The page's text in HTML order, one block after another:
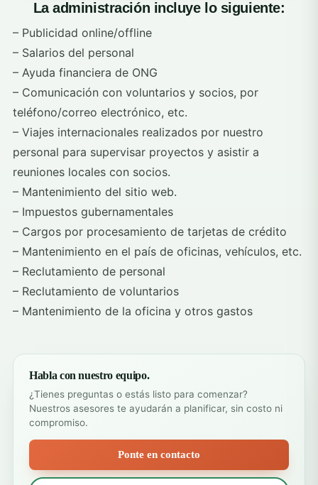
La administración incluye lo siguiente:
– Publicidad online/offline
– Salarios del personal
– Ayuda financiera de ONG
– Comunicación con voluntarios y socios, por
teléfono/correo electrónico, etc.
– Viajes internacionales realizados por nuestro
personal para supervisar proyectos y asistir a
reuniones locales con socios.
– Mantenimiento del sitio web.
– Impuestos gubernamentales
– Cargos por procesamiento de tarjetas de crédito
– Mantenimiento en el país de oficinas, vehículos, etc.
– Reclutamiento de personal
– Reclutamiento de voluntarios
– Mantenimiento de la oficina y otros gastos
Habla con nuestro equipo.
¿Tienes preguntas o estás listo para comenzar?
Nuestros asesores te ayudarán a planificar, sin costo ni
compromiso.
Ponte en contacto